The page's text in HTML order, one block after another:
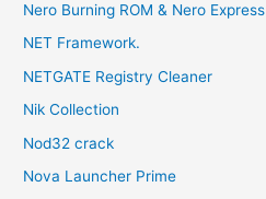
Nero Burning ROM & Nero Express
NET Framework.
NETGATE Registry Cleaner
Nik Collection
Nod32 crack
Nova Launcher Prime